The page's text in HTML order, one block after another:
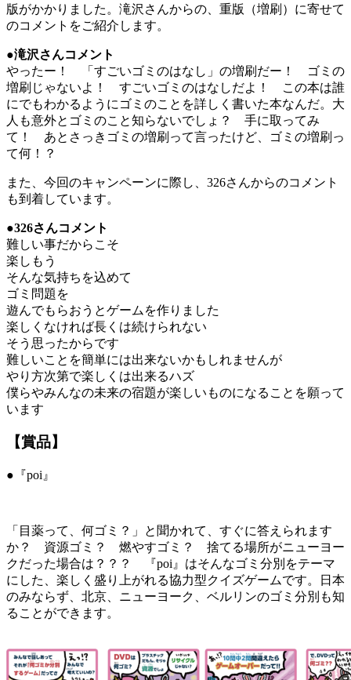
版がかかりました。滝沢さんからの、重版（増刷）に寄せて
のコメントをご紹介します。
●滝沢さんコメント
やったー！ 「すごいゴミのはなし」の増刷だー！ ゴミの
増刷じゃないよ！ すごいゴミのはなしだよ！ この本は誰
にでもわかるようにゴミのことを詳しく書いた本なんだ。大
人も意外とゴミのこと知らないでしょ？ 手に取ってみ
て！ あとさっきゴミの増刷って言ったけど、ゴミの増刷っ
て何！？
また、今回のキャンペーンに際し、326さんからのコメント
も到着しています。
●326さんコメント
難しい事だからこそ
楽しもう
そんな気持ちを込めて
ゴミ問題を
遊んでもらおうとゲームを作りました
楽しくなければ長くは続けられない
そう思ったからです
難しいことを簡単には出来ないかもしれませんが
やり方次第で楽しくは出来るハズ
僕らやみんなの未来の宿題が楽しいものになることを願って
います
【賞品】
●『poi』
「目薬って、何ゴミ？」と聞かれて、すぐに答えられます
か？ 資源ゴミ？ 燃やすゴミ？ 捨てる場所がニューヨー
クだった場合は？？？ 『poi』はそんなゴミ分別をテーマ
にした、楽しく盛り上がれる協力型クイズゲームです。日本
のみならず、北京、ニューヨーク、ベルリンのゴミ分別も知
ることができます。